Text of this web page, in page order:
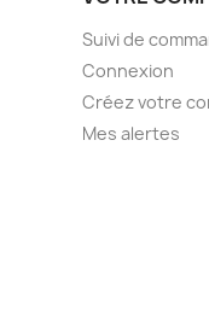
Suivi de
Connexion
Créez votre
Mes alertes